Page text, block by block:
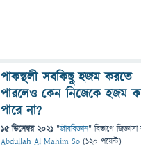
পাকস্থলী সবকিছু হজম করতে
পারলেও কেন নিজেকে হজম
পারে না?
15 ডিসেম্বর 2021 "জীববিজ্ঞান" বিভাগে জিজ্ঞাসা
Abdullah Al Mahim So (120 পয়েন্ট)